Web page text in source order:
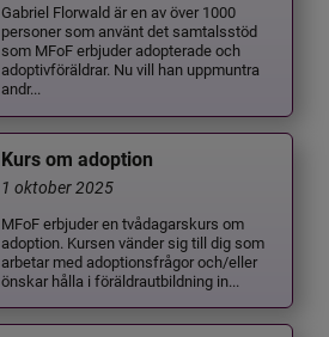
Gabriel Florwald är en av över 1000
personer som använt det samtalsstöd
som MFoF erbjuder adopterade och
adoptivföräldrar. Nu vill han uppmuntra
andr...
Kurs om adoption
1 oktober 2025
MFoF erbjuder en tvådagarskurs om
adoption. Kursen vänder sig till dig som
arbetar med adoptionsfrågor och/eller
önskar hålla i föräldrautbildning in...